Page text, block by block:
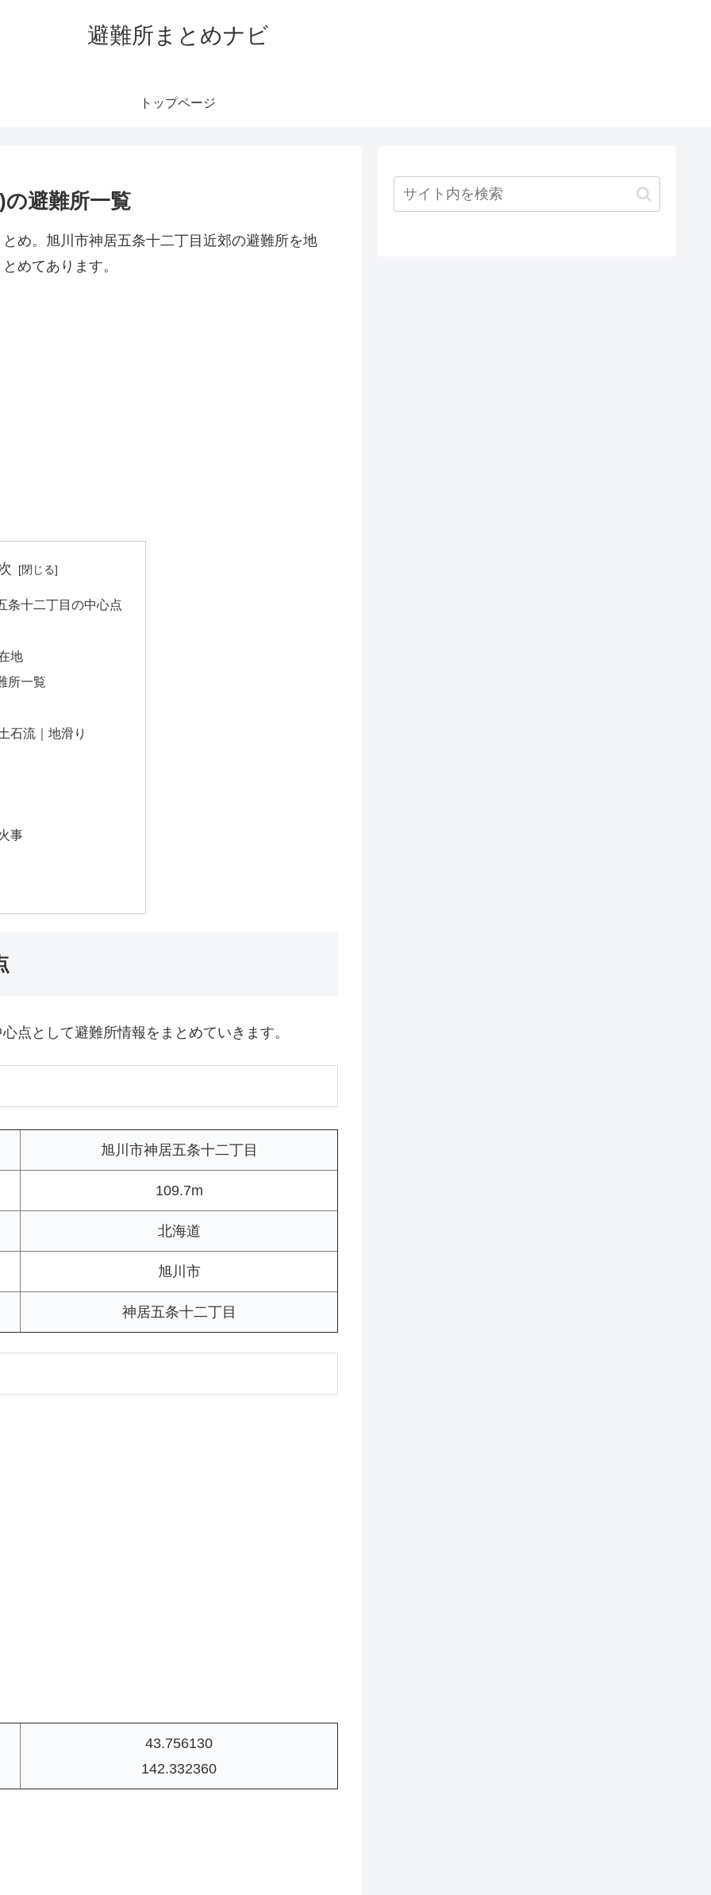
避難所まとめナビ
トップページ
避難所一覧
め。旭川市神居五条十二丁目近郊の避難所を地
めてあります。
条十二丁目の中心点
地
所一覧
石流｜地滑り
事
点として避難所情報をまとめていきます。
旭川市神居五条十二丁目
109.7m
北海道
旭川市
神居五条十二丁目
43.756130
142.332360